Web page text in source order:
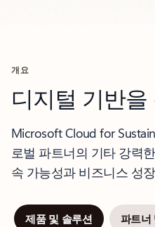
개요
디지털 기반
Microsoft Cloud for
로벌 파트너의 기타 강력
속 가능성과 비즈니스 성
제품 및 솔루션 파트너